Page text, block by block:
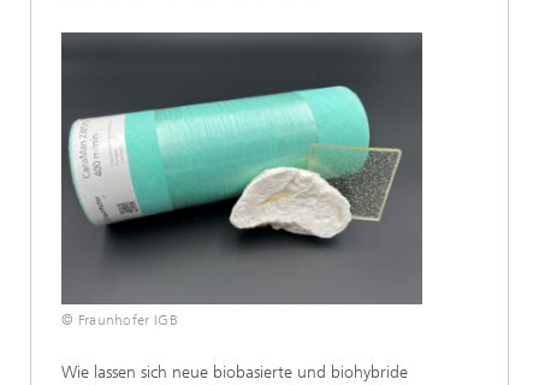
© Fraunhofer IGB
Wie lassen sich neue biobasierte und biohybride